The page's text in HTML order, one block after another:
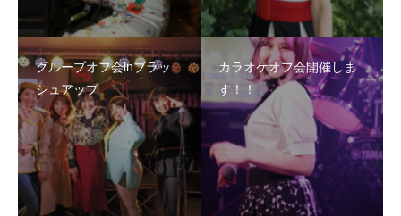
グループオフ会inブラッ
シュアップ
カラオケオフ会開催しま
す！！